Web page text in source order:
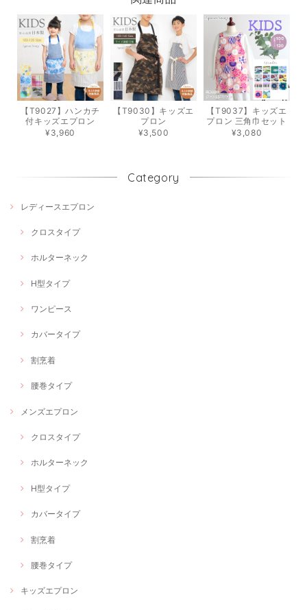
【T9027】ハンカチ
付キッズエプロン
¥3,960
【T9030】キッズエ
プロン
¥3,500
【T9037】キッズエ
プロン 三角巾セット
¥3,080
Category
レディースエプロン
クロスタイプ
ホルターネック
H型タイプ
ワンピース
カバータイプ
割烹着
腰巻タイプ
メンズエプロン
クロスタイプ
ホルターネック
H型タイプ
カバータイプ
割烹着
腰巻タイプ
キッズエプロン